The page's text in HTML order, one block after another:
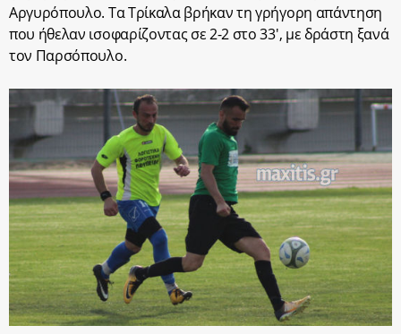
Αργυρόπουλο. Τα Τρίκαλα βρήκαν τη γρήγορη απάντηση
που ήθελαν ισοφαρίζοντας σε 2-2 στο 33′, με δράστη ξανά
τον Παρσόπουλο.